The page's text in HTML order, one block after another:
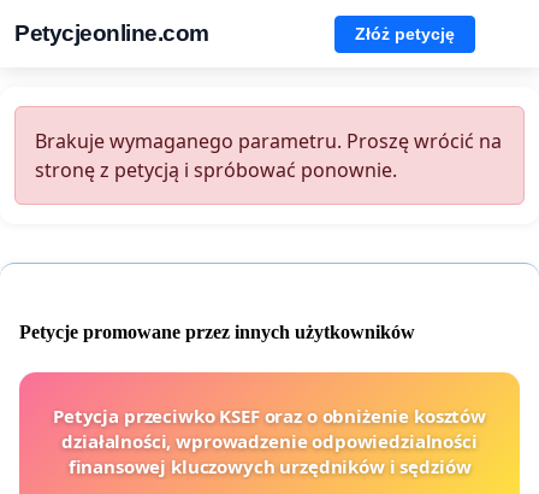
Petycjeonline.com Złóż petycję
Brakuje wymaganego parametru. Proszę wrócić na
stronę z petycją i spróbować ponownie.
Petycje promowane przez innych użytkowników
Petycja przeciwko KSEF oraz o obniżenie kosztów
działalności, wprowadzenie odpowiedzialności
finansowej kluczowych urzędników i sędziów